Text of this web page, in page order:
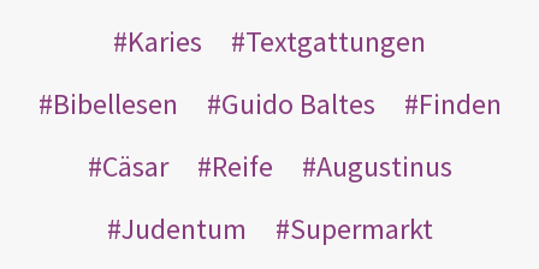
Karies
Textgattungen
Bibellesen
Guido Baltes
Finden
Cäsar
Reife
Augustinus
Judentum
Supermarkt